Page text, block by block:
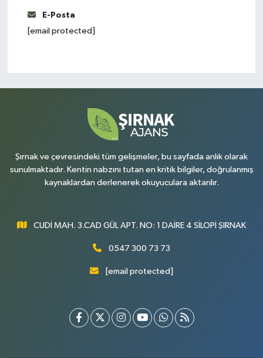
E-Posta
[email protected]
Şırnak ve çevresindeki tüm gelişmeler, bu sayfada anlık olarak
sunulmaktadır. Kentin nabzını tutan en kritik bilgiler, doğrulanmış
kaynaklardan derlenerek okuyuculara aktarılır.
CUDİ MAH. 3.CAD GÜL APT. NO: 1 DAİRE 4 SİLOPİ ŞIRNAK
0547 300 73 73
[email protected]